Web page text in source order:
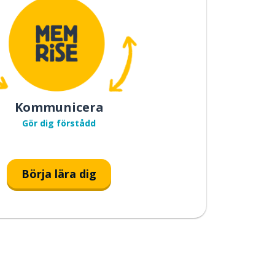
Kommunicera
Gör dig förstådd
Börja lära dig